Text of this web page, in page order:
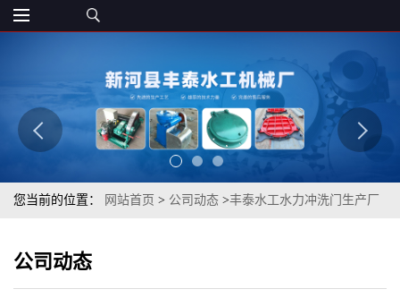
您当前的位置： 网站首页 > 公司动态 >丰泰水工水力冲洗门生产厂
公司动态